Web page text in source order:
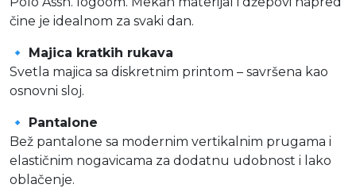
čine je idealnom za svaki dan.
🔹 Majica kratkih rukava
Svetla majica sa diskretnim printom – savršena kao
osnovni sloj.
🔹 Pantalone
Bež pantalone sa modernim vertikalnim prugama i
elastičnim nogavicama za dodatnu udobnost i lako
oblačenje.